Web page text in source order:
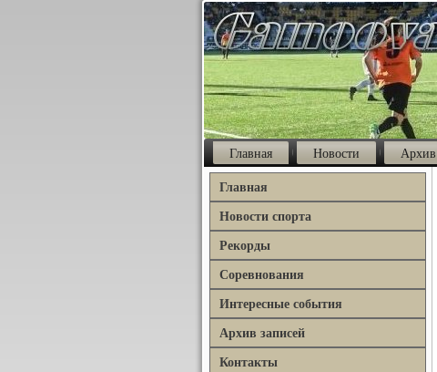
Главная Новости Архив
Главная
Новости спорта
Рекорды
Соревнования
Интересные события
Архив записей
Контакты